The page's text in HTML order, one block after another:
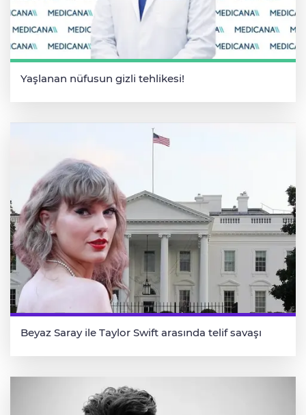
Yaşlanan nüfusun gizli tehlikesi!
Beyaz Saray ile Taylor Swift arasında telif savaşı